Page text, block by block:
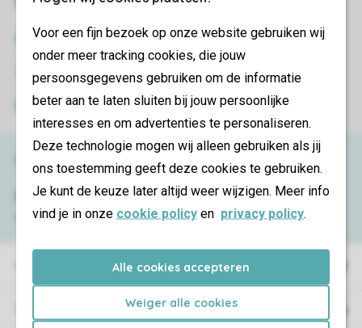
Voor een fijn bezoek op onze website gebruiken wij
onder meer tracking cookies, die jouw
persoonsgegevens gebruiken om de informatie
beter aan te laten sluiten bij jouw persoonlijke
interesses en om advertenties te personaliseren.
Deze technologie mogen wij alleen gebruiken als jij
ons toestemming geeft deze cookies te gebruiken.
Je kunt de keuze later altijd weer wijzigen. Meer info
vind je in onze cookie policy en privacy policy.
Alle cookies accepteren
Weiger alle cookies
SSL certificaat
Veilige gegevensoverdracht
Veilige betaling
Service & contact
Bekijk deveelgestelde vragenof neem
contact op met het Contact Center